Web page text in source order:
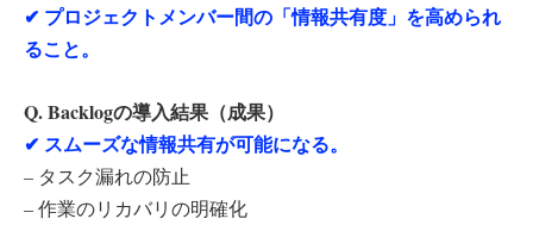
✔︎ プロジェクトメンバー間の「情報共有度」を高められ
ること。
Q. Backlogの導入結果（成果）
✔︎ スムーズな情報共有が可能になる。
– タスク漏れの防止
– 作業のリカバリの明確化